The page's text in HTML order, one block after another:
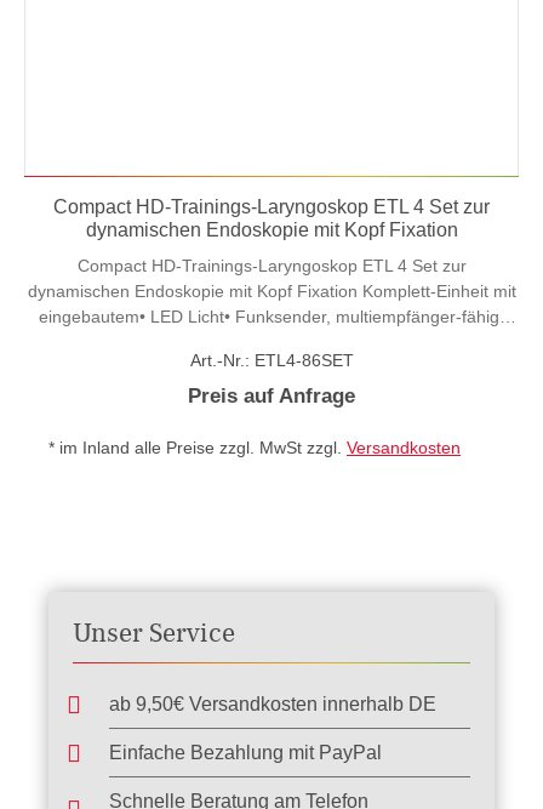
Compact HD-Trainings-Laryngoskop ETL 4 Set zur
dynamischen Endoskopie mit Kopf Fixation
Compact HD-Trainings-Laryngoskop ETL 4 Set zur
dynamischen Endoskopie mit Kopf Fixation Komplett-Einheit mit
eingebautem• LED Licht• Funksender, multiempfänger-fähig•
(ETL4-4NS) - Pumpe, Handsender, Spritze, Netzteil, Schlauch•
Art.-Nr.: ETL4-86SET
Preis auf Anfrage
* im Inland alle Preise zzgl. MwSt zzgl. Versandkosten
Unser Service
ab 9,50€ Versandkosten innerhalb DE
Einfache Bezahlung mit PayPal
Schnelle Beratung am Telefon